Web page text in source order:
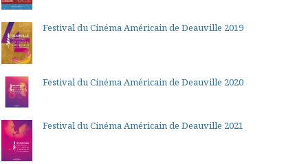
Festival du Cinéma Américain de Deauville 2019
Festival du Cinéma Américain de Deauville 2020
Festival du Cinéma Américain de Deauville 2021